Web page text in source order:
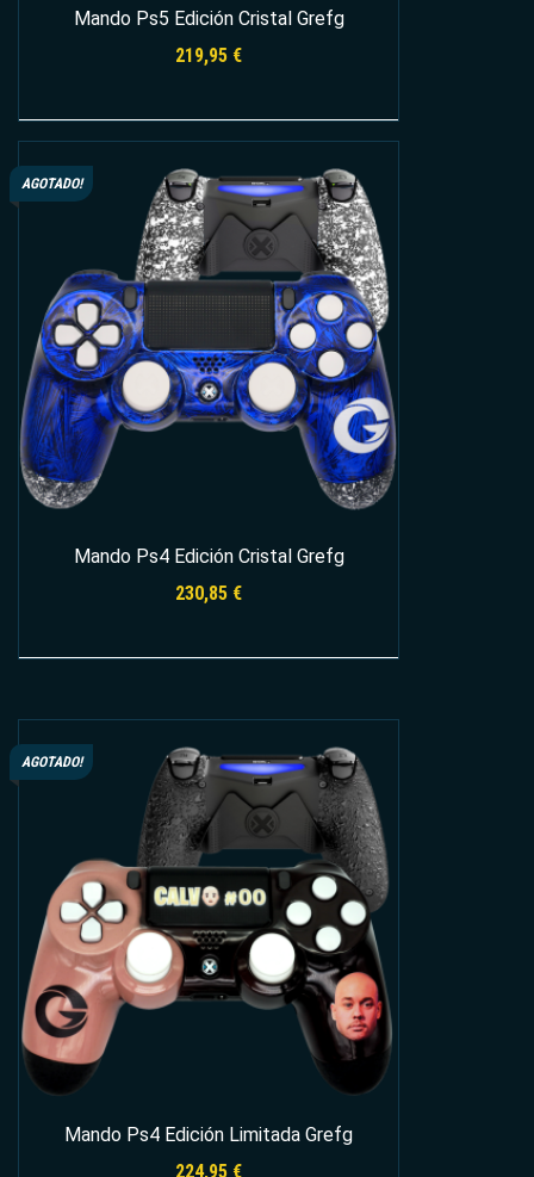
Mando Ps5 Edición Cristal Grefg
219,95 €
Leer más
AGOTADO!
Mando Ps4 Edición Cristal Grefg
230,85 €
AGOTADO!
Mando Ps4 Edición Limitada Grefg
224,95 €